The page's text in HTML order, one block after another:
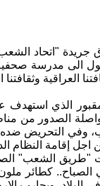
الى مدرسة
وثقافتنا
الذي استهدف
الصدور من
وفي التحريض
النظام الفاشل في نيسان
كطائر ملون